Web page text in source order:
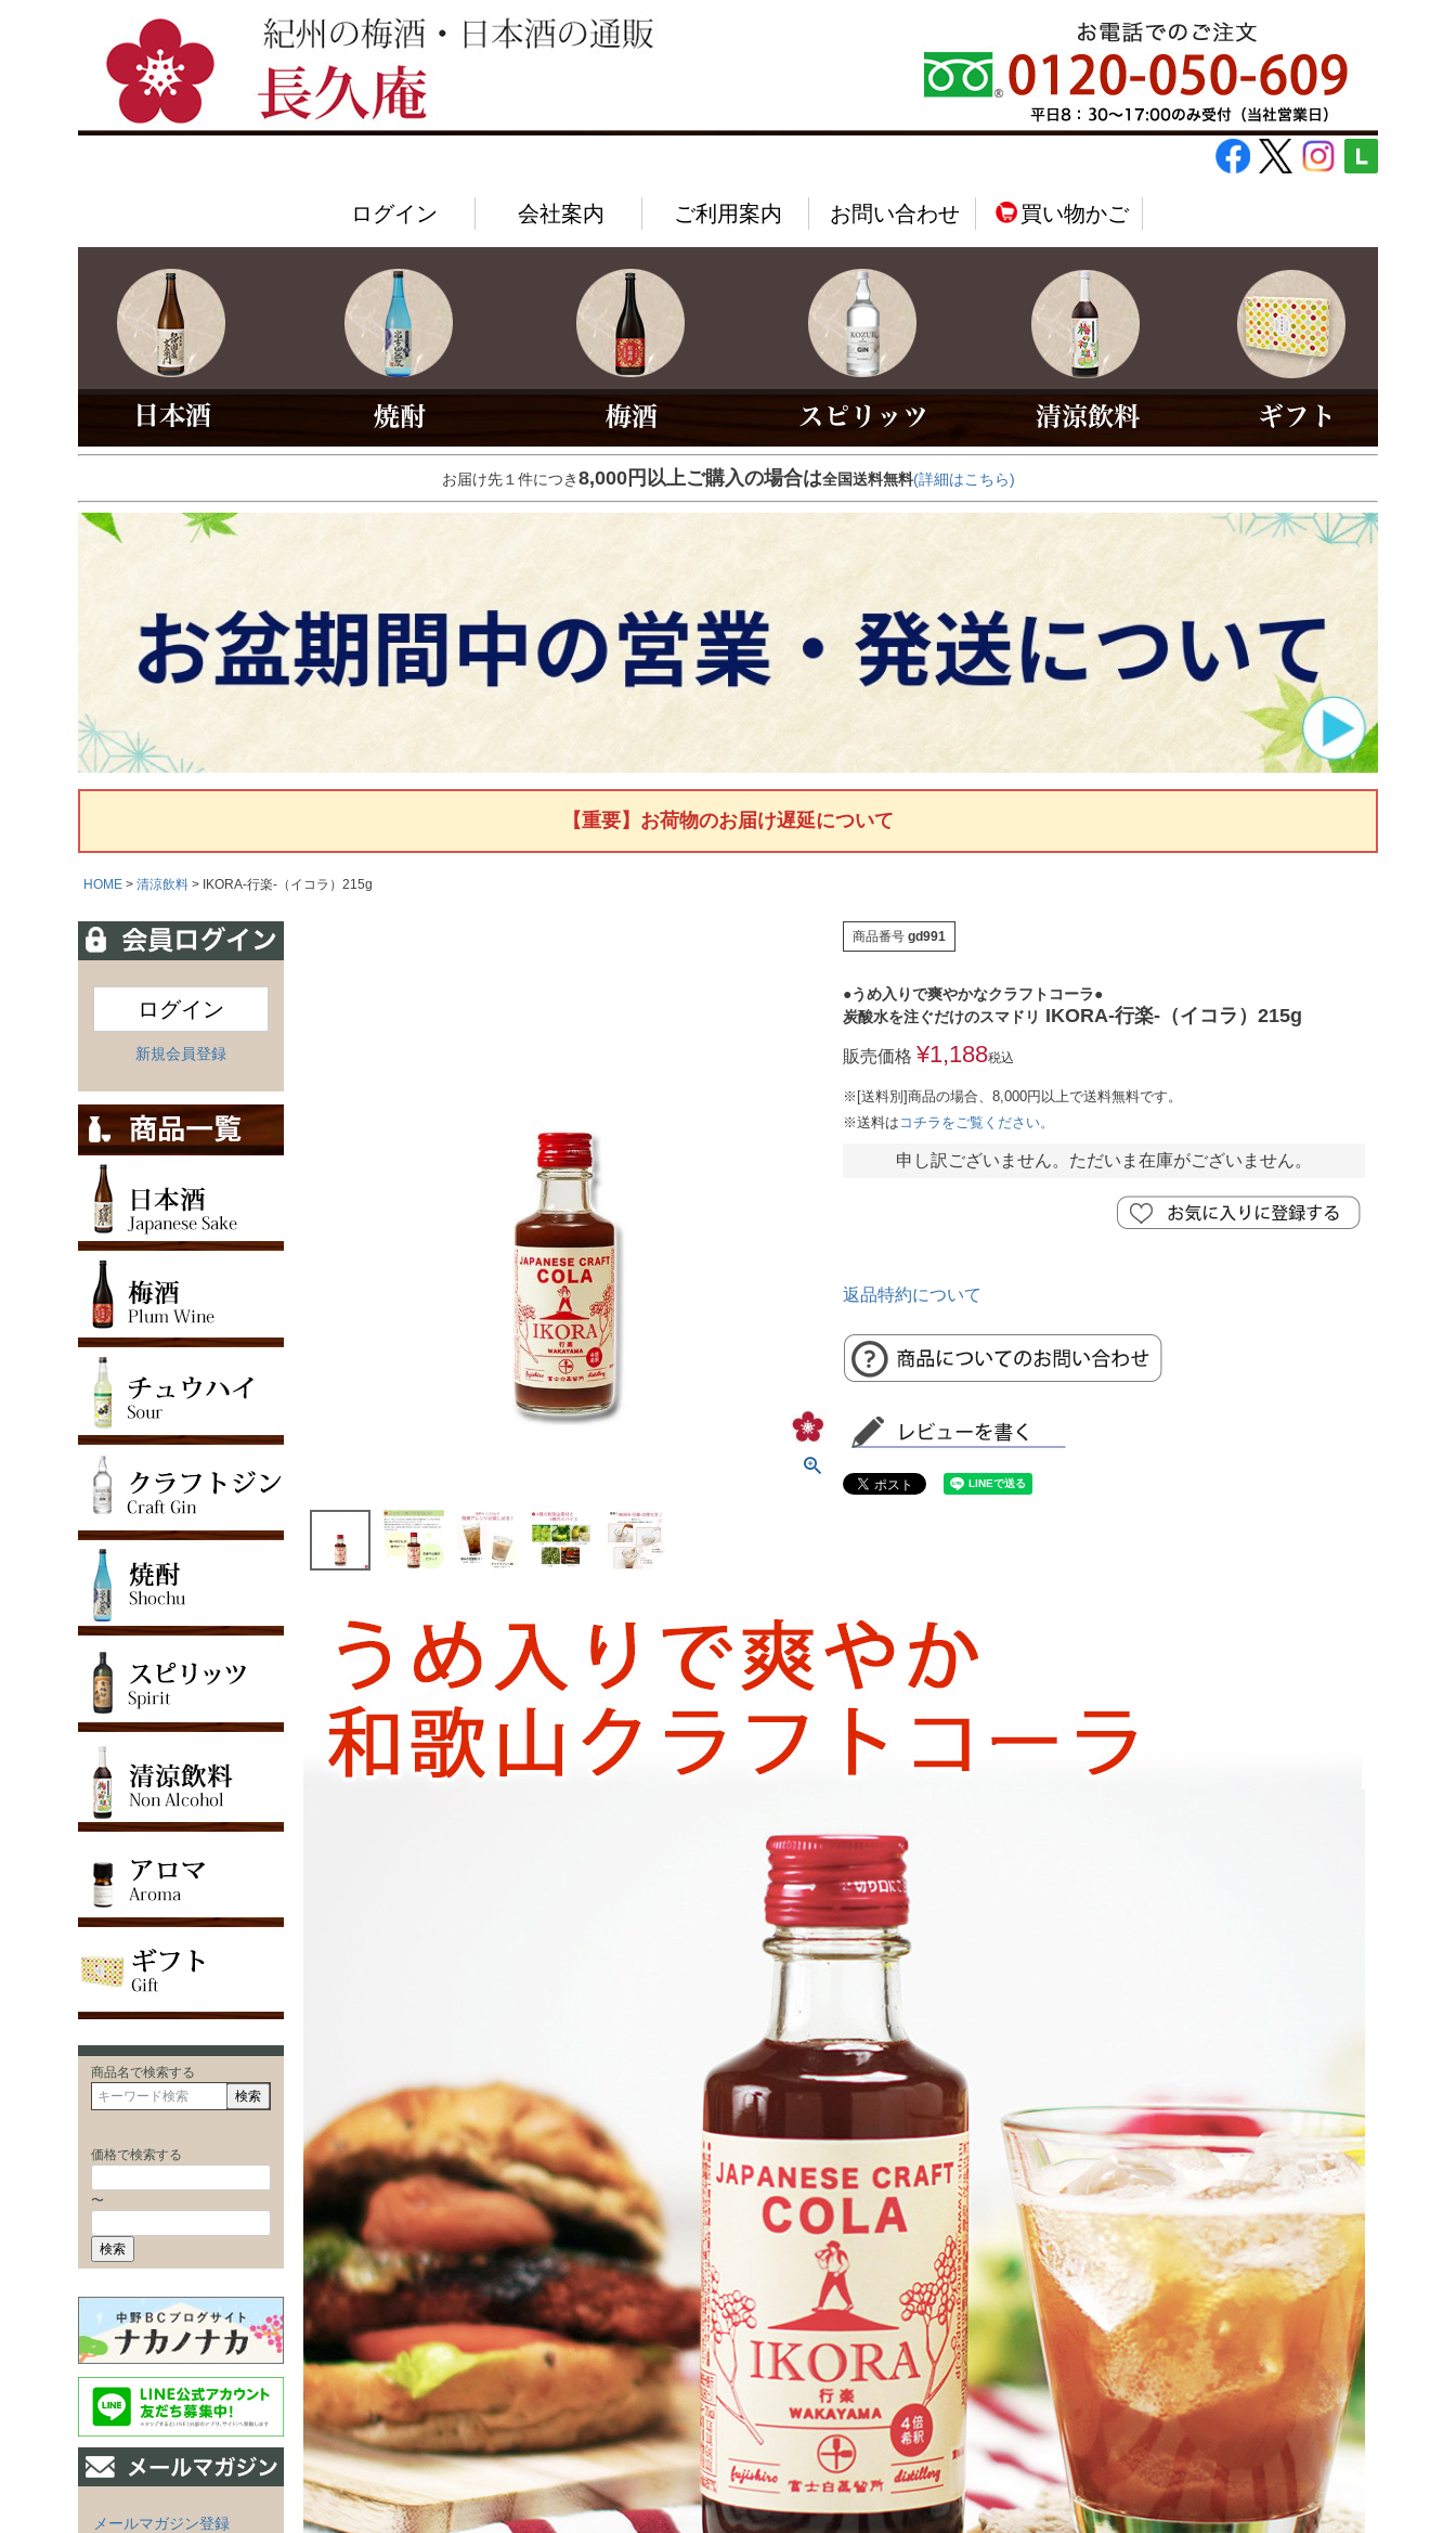
ログイン 会社案内 ご利用案内 お問い合わせ 買い物かご
お届け先１件につき8,000円以上ご購入の場合は全国送料無料(詳細はこちら)
【重要】お荷物のお届け遅延について
HOME 清涼飲料 IKORA-行楽-（イコラ）215g
ログイン
新規会員登録
商品名で検索する
検索
価格で検索する
〜
検索
メールマガジン登録
商品番号 gd991
●うめ入りで爽やかなクラフトコーラ●
炭酸水を注ぐだけのスマドリ IKORA-行楽-（イコラ）215g
販売価格 ¥1,188税込
※[送料別]商品の場合、8,000円以上で送料無料です。
※送料は コチラをご覧ください。
申し訳ございません。ただいま在庫がございません。
返品特約について